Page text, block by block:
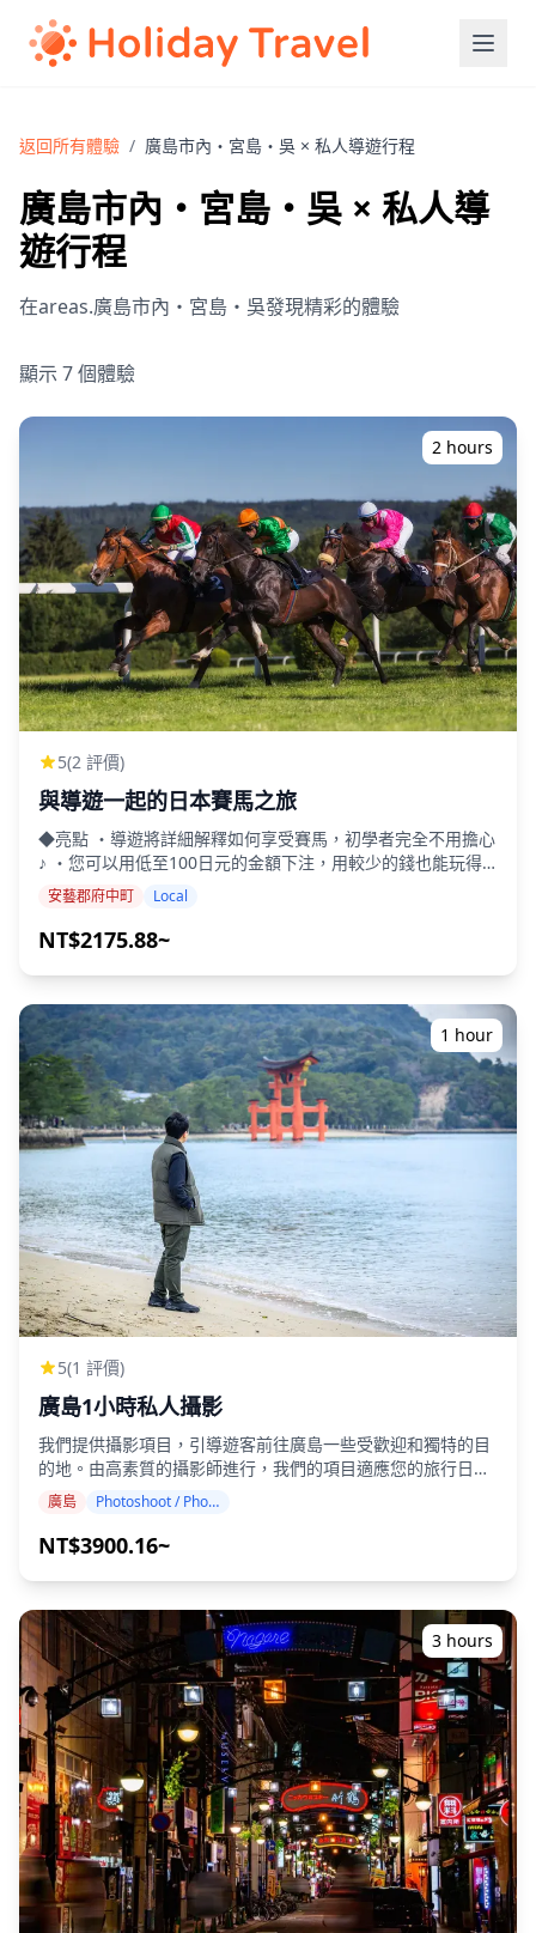
返回所有體驗 / 廣島市內・宮島・吳 × 私人導遊行程
廣島市內・宮島・吳 × 私人導
遊行程
在areas.廣島市內・宮島・吳發現精彩的體驗
顯示 7 個體驗
2 hours
5(2 評價)
與導遊一起的日本賽馬之旅
◆亮點 ・導遊將詳細解釋如何享受賽馬，初學者完全不用擔心
♪ ・您可以用低至100日元的金額下注，用較少的錢也能玩得
開心♪ ・賽馬場內有數十家餐廳，您可以品嚐來自日本各地的
美食。 ・有很多看點，不僅可以看到富士山，還可以近距離接
觸賽馬。 ・賽馬場內設施多樣，可以與家人一起享受！ ・您
1. 東京賽馬場（位於東京府中市） 第一圈內設施最完善的最大
賽馬場。 在這裡待上一整天也不會感到厭倦！ 2. 大井賽馬場
（位於東京品川區） 靠近市中心和羽田機場，交通便利。夜晚
賽馬場周圍有燈光秀。 3. 中山賽馬場（千葉船橋） 日本四大
賽馬場之一。靠近著名觀光景點。 [各套餐路線流程] ◆ 2小時
路線： 在離賽馬場最近的車站集合，開始行程 ↓ 進入賽馬場，
導遊將帶您參觀賽馬場的部分主要設施 + 解釋如何玩 ↓ 參加1
場賽馬 + 品嚐賽馬場美食 ◆ 3小時路線： 在離賽馬場最近的
車站集合，開始行程 ↓ 進入賽馬場，導遊將帶您參觀賽馬場 +
解釋如何玩 ↓ 參加2場賽馬 + 品嚐賽馬場美食 ◆ 4小時路線：
在離賽馬場最近的車站集合，開始行程 ↓ 進入賽馬場，導遊將
帶您參觀賽馬場 + 解釋如何玩 ↓ 參加3場賽馬 + 品嚐賽馬場美
・個人開支 ・體驗費用 ◆更多信息 ・本產品包含賽馬場入場
費 ・本產品不包含您在賽馬場的各種個人開支（包括餐飲費
用、紀念品和賽馬費用等） ・導遊只會向您介紹賽馬的玩法和
規則。您自行決定參與賽馬的投注金額和號碼選擇。 ・關於賽
馬結果，無論結果如何，我們公司與此無關。 ![]
(https://assets.hldycdn.com/experiences/
![]
(https://assets.hldycdn.com/experiences/
(https://assets.hldycdn.com/experiences/
![]
(https://assets.hldycdn.com/experiences/
![]
(https://assets.hldycdn.com/experiences/
安藝郡府中町 Local
NT$2175.88~
1 hour
5(1 評價)
廣島1小時私人攝影
我們提供攝影項目，引導遊客前往廣島一些受歡迎和獨特的目
的地。由高素質的攝影師進行，我們的項目適應您的旅行日
程，捕捉自然構圖並確定理想的拍攝地點。（請與我們分享您
喜歡的地點！） 攝影服務在廣島任何地方都可進行，最多可提
前3天預訂。我們將安排會說英語/中文/韓語的攝影師。 原始
10張照片進行重新交付。我們會進行修正以營造特定氛圍，如
果需要，還可以調整情緒和顏色。 讓我們通過我們的攝影服務
捕捉您在廣島的特別時刻！ ◆ 重要信息： ・如果您遲到預定
的會面時間，拍攝時間和交付的照片數量可能會減少。 ・如果
在預定日期前3天預報拍攝地點有雨，或者在拍攝當天意外下
雨，有三種選擇：(1)重新安排日期和時間，(2)更改地點，或(3)
取消拍攝。 ![]
(https://assets.hldycdn.com/experiences/
![]
(https://assets.hldycdn.com/experiences/
![]
(https://assets.hldycdn.com/experiences/
![]
(https://assets.hldycdn.com/experiences/
廣島 Photoshoot / Photo tour
NT$3900.16~
3 hours